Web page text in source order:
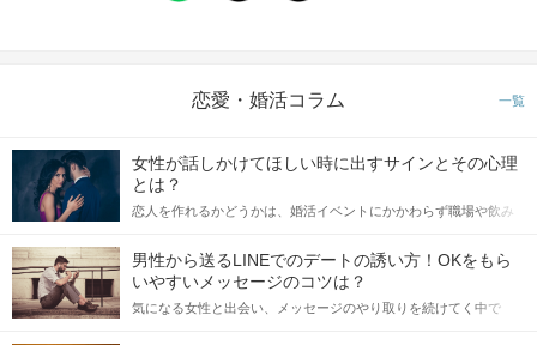
恋愛・婚活コラム 一覧
女性が話しかけてほしい時に出すサインとその心理
とは？
恋人を作れるかどうかは、婚活イベントにかかわらず職場や飲み
てアプローチできるかにも左右されます。 これから恋人作りを本
格的に始めようとしている方は、女性が異性を求めて出すサイン
をしっかりと理解し、正しい行動に移せるかどうかが重要。 この
記事では、女性が話しかけて欲しい時に出すサインとその心理を
男性から送るLINEでのデートの誘い方！OKをもら
いやすいメッセージのコツは？
気になる女性と出会い、メッセージのやり取りを続けてく中で